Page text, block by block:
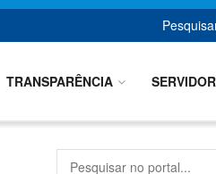
TRANSPARÊNCIA SERVIDOR